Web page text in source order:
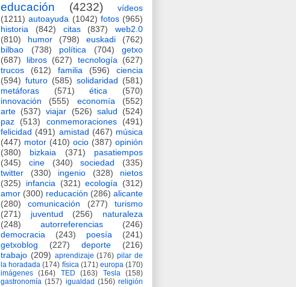
educación (4232)
vídeos
(1211) autoayuda (1042) fotos (965)
historia
(842) citas (837)
web2.0
(810)
humor (798) euskadi
(762)
bilbao
(738) política (704)
getxo
(687)
libros (627) tecnología
(627)
trucos
(612) familia (596)
ciencia
(594) futuro (585) solidaridad (581)
metáforas
(571) ética
(570)
innovación
(555) economía
(552)
arte (537) viajar (526) salud
(524)
paz
(513) conmemoraciones
(491)
felicidad (491) amistad (467) música
(447) motor (410) ocio (387) opinión
(380)
bizkaia (371)
pasatiempos
(345)
cine (340) sociedad
(335)
twitter
(330) ingenio (328)
nietos
(325)
infancia (321) ecología
(312)
amor (300) reducación (286) alicante
(280)
comunicación (277)
turismo
(271)
juventud (256)
naturaleza
(248)
autorreferencias
(246)
democracia
(243) poesía
(241)
getxoblog
(227) deporte
(216)
trabajo (209) aprendizaje (176) pilar de
la horadada (174) física (171) europa (170)
imágenes
(164) TED (163) Tesla
(158)
gastronomía (157) igualdad (156) religión